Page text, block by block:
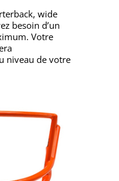
wide
besoin d’un
Votre
niveau de votre